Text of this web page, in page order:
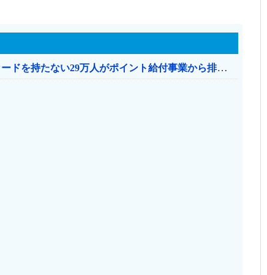
共産党「これは酷い…京都市でマイナンバーカードを持たない29万人がポイント給付事業から排除された」